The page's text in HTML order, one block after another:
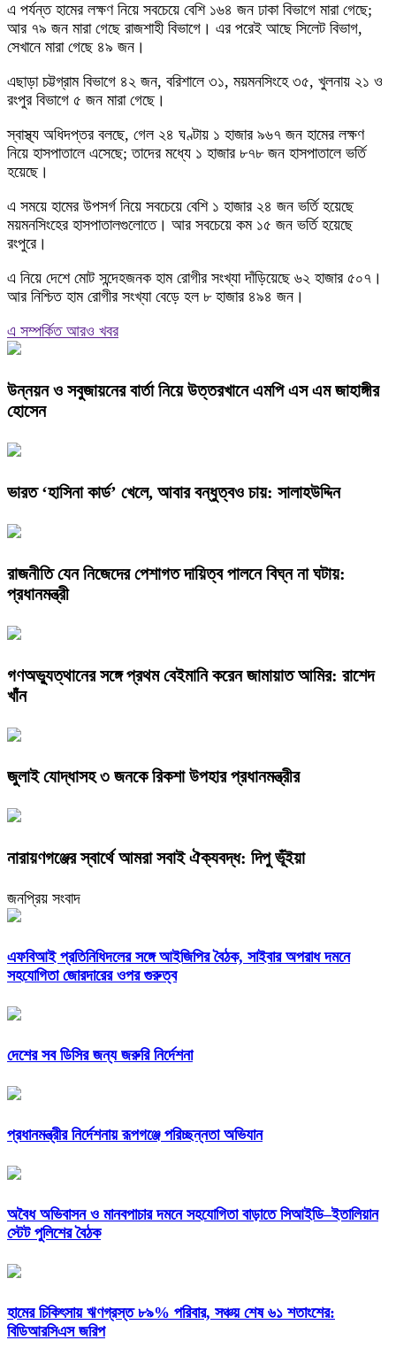
এ পর্যন্ত হামের লক্ষণ নিয়ে সবচেয়ে বেশি ১৬৪ জন ঢাকা বিভাগে মারা গেছে;
আর ৭৯ জন মারা গেছে রাজশাহী বিভাগে। এর পরেই আছে সিলেট বিভাগ,
সেখানে মারা গেছে ৪৯ জন।
এছাড়া চট্টগ্রাম বিভাগে ৪২ জন, বরিশালে ৩১, ময়মনসিংহে ৩৫, খুলনায় ২১ ও
রংপুর বিভাগে ৫ জন মারা গেছে।
স্বাস্থ্য অধিদপ্তর বলছে, গেল ২৪ ঘণ্টায় ১ হাজার ৯৬৭ জন হামের লক্ষণ
নিয়ে হাসপাতালে এসেছে; তাদের মধ্যে ১ হাজার ৮৭৮ জন হাসপাতালে ভর্তি
হয়েছে।
এ সময়ে হামের উপসর্গ নিয়ে সবচেয়ে বেশি ১ হাজার ২৪ জন ভর্তি হয়েছে
ময়মনসিংহের হাসপাতালগুলোতে। আর সবচেয়ে কম ১৫ জন ভর্তি হয়েছে
রংপুরে।
এ নিয়ে দেশে মোট সন্দেহজনক হাম রোগীর সংখ্যা দাঁড়িয়েছে ৬২ হাজার ৫০৭।
আর নিশ্চিত হাম রোগীর সংখ্যা বেড়ে হল ৮ হাজার ৪৯৪ জন।
এ সম্পর্কিত আরও খবর
উন্নয়ন ও সবুজায়নের বার্তা নিয়ে উত্তরখানে এমপি এস এম জাহাঙ্গীর
হোসেন
ভারত ‘হাসিনা কার্ড’ খেলে, আবার বন্ধুত্বও চায়: সালাহউদ্দিন
রাজনীতি যেন নিজেদের পেশাগত দায়িত্ব পালনে বিঘ্ন না ঘটায়:
প্রধানমন্ত্রী
গণঅভ্যুত্থানের সঙ্গে প্রথম বেইমানি করেন জামায়াত আমির: রাশেদ
খাঁন
জুলাই যোদ্ধাসহ ৩ জনকে রিকশা উপহার প্রধানমন্ত্রীর
নারায়ণগঞ্জের স্বার্থে আমরা সবাই ঐক্যবদ্ধ: দিপু ভূঁইয়া
জনপ্রিয় সংবাদ
এফবিআই প্রতিনিধিদলের সঙ্গে আইজিপির বৈঠক, সাইবার অপরাধ দমনে
সহযোগিতা জোরদারের ওপর গুরুত্ব
দেশের সব ডিসির জন্য জরুরি নির্দেশনা
প্রধানমন্ত্রীর নির্দেশনায় রূপগঞ্জে পরিচ্ছন্নতা অভিযান
অবৈধ অভিবাসন ও মানবপাচার দমনে সহযোগিতা বাড়াতে সিআইডি–ইতালিয়ান
স্টেট পুলিশের বৈঠক
হামের চিকিৎসায় ঋণগ্রস্ত ৮৯% পরিবার, সঞ্চয় শেষ ৬১ শতাংশের:
বিডিআরসিএস জরিপ